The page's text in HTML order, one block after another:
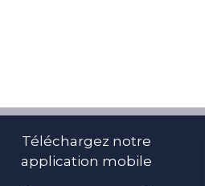
Téléchargez notre
application mobile